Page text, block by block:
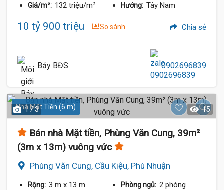
Giá/m²: 132 triệu/m² Hướng: Tây Nam
10 tỷ 900 triệu So sánh Chia sẻ
Bảy BĐS 0902696839
Nhà Mặt Tiền (6 m)
1 / 3 15
Bán nhà Mặt tiền, Phùng Văn Cung, 39m²
(3m x 13m) vuông vức
Phùng Văn Cung, Cầu Kiệu, Phú Nhuận
Rộng: 3 m x 13 m Phòng ngủ: 2 phòng